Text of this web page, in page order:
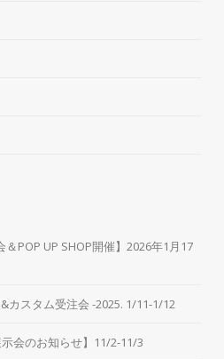
＆POP UP SHOP開催】2026年1月17
カスタム受注会 -2025. 1/11-1/12
示会のお知らせ】11/2-11/3